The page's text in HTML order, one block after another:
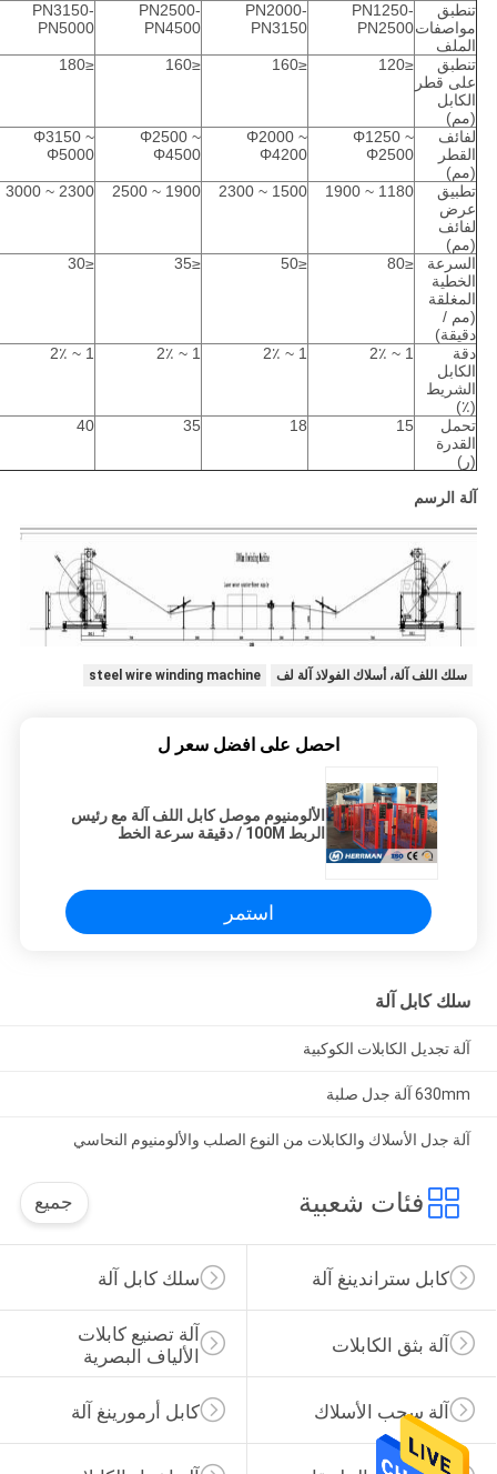
تنطبق
مواصفات
الملف
PN1250-
PN2500
PN2000-
PN3150
PN2500-
PN4500
PN3150-
PN5000
تنطبق
على قطر
الكابل
(مم)
≤120
≤160
≤160
≤180
لفائف
القطر
(مم)
Φ1250 ~
Φ2500
Φ2000 ~
Φ4200
Φ2500 ~
Φ4500
Φ3150 ~
Φ5000
تطبيق
عرض
لفائف
(مم)
1180 ~ 1900
1500 ~ 2300
1900 ~ 2500
2300 ~ 3000
السرعة
الخطية
المغلقة
(مم /
دقيقة)
≤80
≤50
≤35
≤30
دقة
الكابل
الشريط
(٪)
1 ~ 2٪ 1 ~ 2٪ 1 ~ 2٪ 1 ~ 2٪
تحمل
القدرة
(ر)
15
18
35
40
آلة الرسم
سلك اللف آلة، أسلاك الفولاذ آلة لف steel wire winding machine
احصل على افضل سعر ل
الألومنيوم موصل كابل اللف آلة مع رئيس
الربط 100M / دقيقة سرعة الخط
استمر
سلك كابل آلة
آلة تجديل الكابلات الكوكبية
630mm آلة جدل صلبة
آلة جدل الأسلاك والكابلات من النوع الصلب والألومنيوم النحاسي
فئات شعبية جميع
سلك كابل آلة كابل ستراندينغ آلة
آلة تصنيع كابلات
الألياف البصرية
آلة بثق الكابلات
كابل أرمورينغ آلة آلة سحب الأسلاك